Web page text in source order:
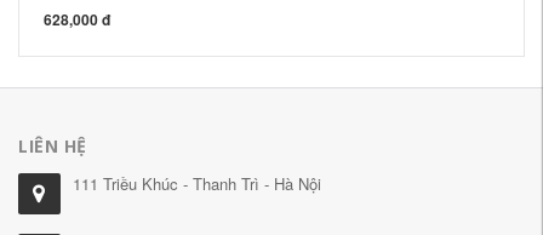
628,000 đ
LIÊN HỆ
111 Triều Khúc - Thanh Trì - Hà Nội